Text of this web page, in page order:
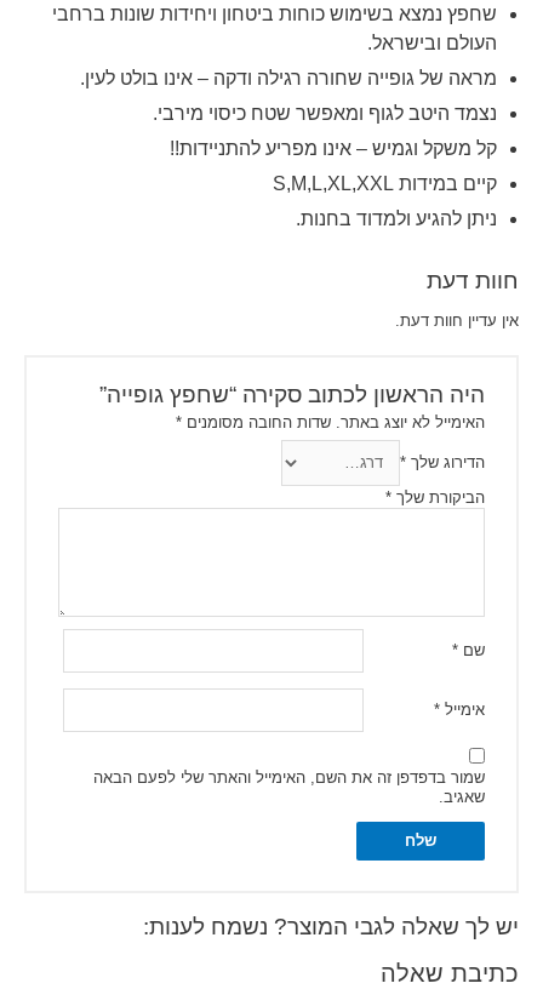
שחפץ נמצא בשימוש כוחות ביטחון ויחידות שונות ברחבי
העולם ובישראל.
מראה של גופייה שחורה רגילה ודקה – אינו בולט לעין.
נצמד היטב לגוף ומאפשר שטח כיסוי מירבי.
קל משקל וגמיש – אינו מפריע להתניידות!!
קיים במידות S,M,L,XL,XXL
ניתן להגיע ולמדוד בחנות.
חוות דעת
אין עדיין חוות דעת.
היה הראשון לכתוב סקירה “שחפץ גופייה”
האימייל לא יוצג באתר. שדות החובה מסומנים *
הדירוג שלך *
הביקורת שלך *
שם *
אימייל *
שמור בדפדפן זה את השם, האימייל והאתר שלי לפעם הבאה
שאגיב.
יש לך שאלה לגבי המוצר? נשמח לענות:
כתיבת שאלה